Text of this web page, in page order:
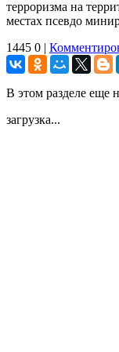
терроризма на
местах псевдо
1445 0 |
В этом разделе еще
загрузка...